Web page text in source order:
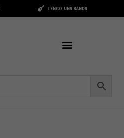
TENGO UNA BANDA